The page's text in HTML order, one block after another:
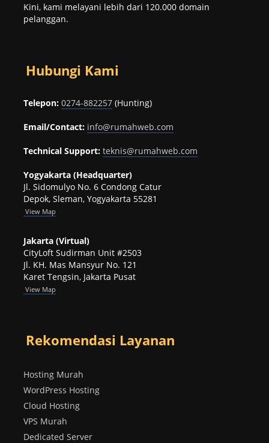
Kini, kami melayani lebih dari 120.000 domain
pelanggan.
Hubungi Kami
Telepon: 0274-882257 (Hunting)
Email/Contact: info@rumahweb.com
Technical Support: teknis@rumahweb.com
Yogyakarta (Headquarter)
Jl. Sidomulyo No. 6 Condong Catur
Depok, Sleman, Yogyakarta 55281
View Map
Jakarta (Virtual)
CityLoft Sudirman Unit #2503
Jl. KH. Mas Mansyur No. 121
Karet Tengsin, Jakarta Pusat
View Map
Rekomendasi Layanan
Hosting Murah
WordPress Hosting
Cloud Hosting
VPS Murah
Dedicated Server